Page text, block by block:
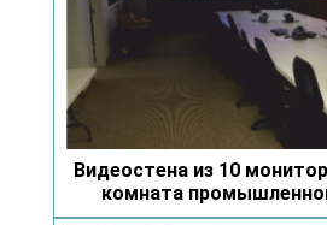
Видеостена из 10
комната